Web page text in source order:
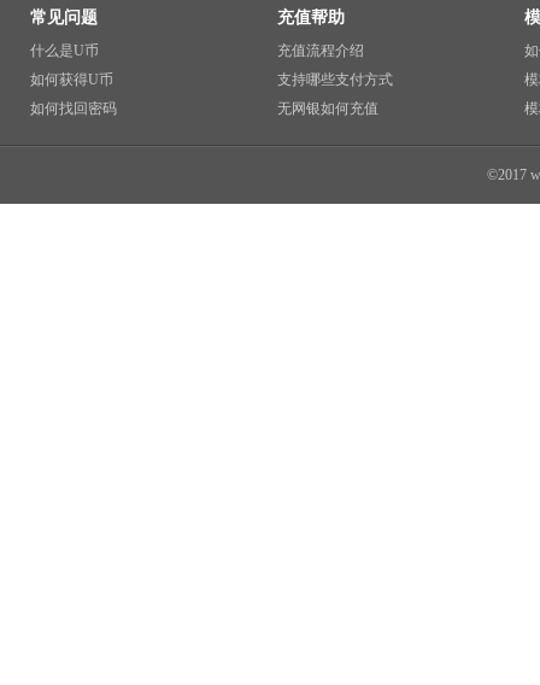
常见问题
什么是U币
如何获得U币
如何找回密码
充值帮助
充值流程介绍
支持哪些支付方式
无网银如何充值
©2017